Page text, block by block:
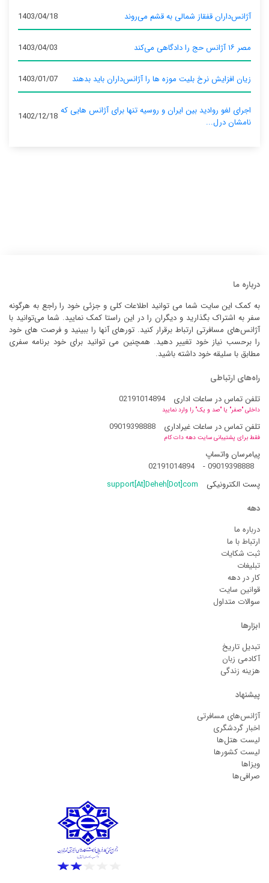
آژانس‌داران قفقاز شمالی به قشم می‌روند 1403/04/18
مصر ۱۶ آژانس حج را دادگاهی می‌کند 1403/04/03
زیان افزایش نرخ بلیت موزه ها را آژانس‌داران باید بدهند 1403/01/07
اجرای لغو روادید بین ایران و روسیه تنها برای آژانس‌ هایی که
نامشان درل...
1402/12/18
درباره ما
به کمک این سایت شما می توانید اطلاعات کلی و جزئی خود را راجع به هرگونه
سفر به اشتراک بگذارید و دیگران را در این راستا کمک نمایید. شما می‌توانید با
آژانس‌های مسافرتی ارتباط برقرار کنید. تورهای آنها را ببینید و فرصت های خود
را برحسب نیاز خود تغییر دهید. همچنین می توانید برای خود برنامه سفری
مطابق با سلیقه خود داشته باشید.
راه‌های ارتباطی
تلفن تماس در ساعات اداری
02191014894
داخلی "صفر" یا "صد و یک" را وارد نمایید
تلفن تماس در ساعات غیراداری 09019398888
فقط برای پشتیبانی سایت دهه دات کام
پیامرسان واتساپ
09019398888
-
02191014894
پست الکترونیکی
support[At]Deheh[Dot]com
دهه
درباره ما
ارتباط با ما
ثبت شکایات
تبلیغات
کار در دهه
قوانین سایت
سوالات متداول
ابزارها
تبدیل تاریخ
آکادمی زبان
هزینه زندگی
پیشنهاد
آژانس‌های مسافرتی
اخبار گردشگری
لیست هتل‌ها
لیست کشورها
ویزاها
صرافی‌ها